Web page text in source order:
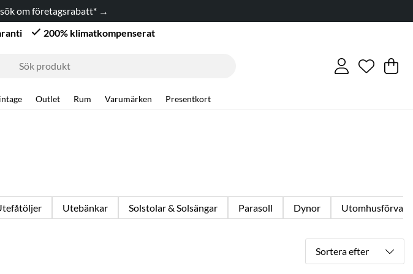
om företagsrabatt* →
200% klimatkompenserat
Antal i
. .
Outlet Rum Varumärken
Presentkort
Utebänkar Solstolar & Solsängar Parasoll Dynor
Sortera efter